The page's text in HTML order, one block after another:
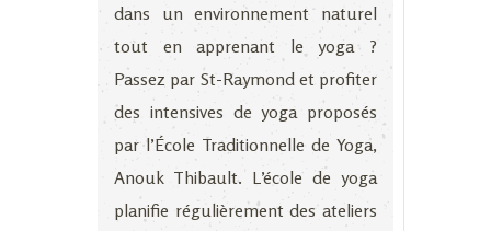
dans un environnement naturel
tout en apprenant le yoga ?
Passez par St-Raymond et profiter
des intensives de yoga proposés
par l’École Traditionnelle de Yoga,
Anouk Thibault. L’école de yoga
planifie régulièrement des ateliers